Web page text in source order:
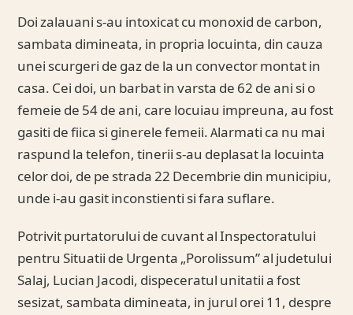
Doi zalauani s-au intoxicat cu monoxid de carbon,
sambata dimineata, in propria locuinta, din cauza
unei scurgeri de gaz de la un convector montat in
casa. Cei doi, un barbat in varsta de 62 de ani si o
femeie de 54 de ani, care locuiau impreuna, au fost
gasiti de fiica si ginerele femeii. Alarmati ca nu mai
raspund la telefon, tinerii s-au deplasat la locuinta
celor doi, de pe strada 22 Decembrie din municipiu,
unde i-au gasit inconstienti si fara suflare.
Potrivit purtatorului de cuvant al Inspectoratului
pentru Situatii de Urgenta „Porolissum” al judetului
Salaj, Lucian Jacodi, dispeceratul unitatii a fost
sesizat, sambata dimineata, in jurul orei 11, despre